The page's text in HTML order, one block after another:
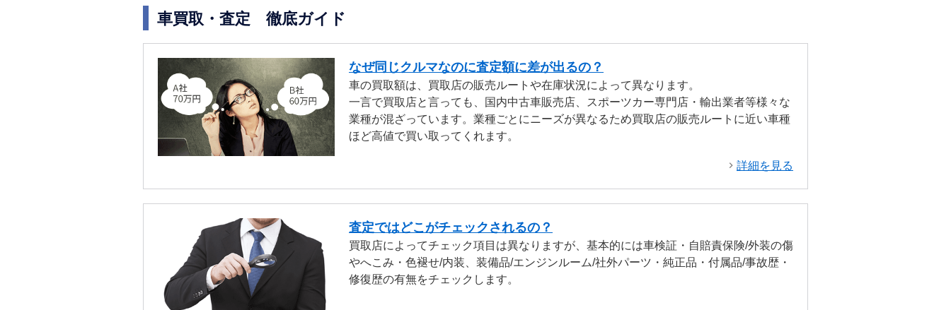
車買取・査定 徹底ガイド
なぜ同じクルマなのに査定額に差が出るの？
車の買取額は、買取店の販売ルートや在庫状況によって異なります。
一言で買取店と言っても、国内中古車販売店、スポーツカー専門店・輸出業者等様々な
業種が混ざっています。業種ごとにニーズが異なるため買取店の販売ルートに近い車種
ほど高値で買い取ってくれます。
詳細を見る
査定ではどこがチェックされるの？
買取店によってチェック項目は異なりますが、基本的には車検証・自賠責保険/外装の傷
やへこみ・色褪せ/内装、装備品/エンジンルーム/社外パーツ・純正品・付属品/事故歴・
修復歴の有無をチェックします。